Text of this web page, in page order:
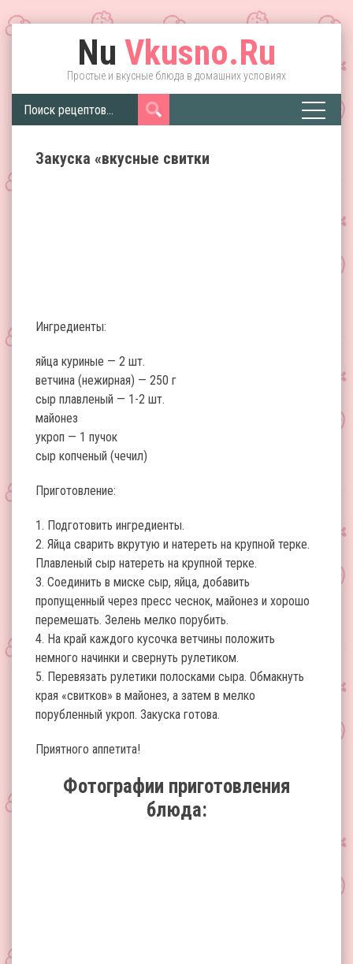
Nu Vkusno.Ru
Простые и вкусные блюда в домашних условиях
Закуска «вкусные свитки
Ингредиенты:
яйца куриные — 2 шт.
ветчина (нежирная) — 250 г
сыр плавленый — 1-2 шт.
майонез
укроп — 1 пучок
сыр копченый (чечил)
Приготовление:
1. Подготовить ингредиенты.
2. Яйца сварить вкрутую и натереть на крупной терке.
Плавленый сыр натереть на крупной терке.
3. Соединить в миске сыр, яйца, добавить
пропущенный через пресс чеснок, майонез и хорошо
перемешать. Зелень мелко порубить.
4. На край каждого кусочка ветчины положить
немного начинки и свернуть рулетиком.
5. Перевязать рулетики полосками сыра. Обмакнуть
края «свитков» в майонез, а затем в мелко
порубленный укроп. Закуска готова.
Приятного аппетита!
Фотографии приготовления
блюда: